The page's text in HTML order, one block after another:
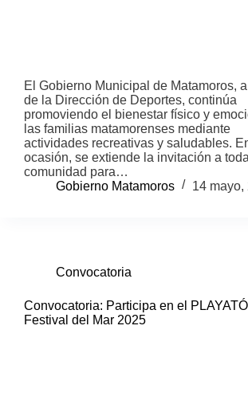
El Gobierno Municipal de Matamoros,
de la Dirección de Deportes, continúa
promoviendo el bienestar físico y
las familias matamorenses mediante
actividades recreativas y saludables.
ocasión, se extiende la invitación a
comunidad para…
Gobierno Matamoros
14 mayo,
Convocatoria
Convocatoria: Participa en el
Festival del Mar 2025